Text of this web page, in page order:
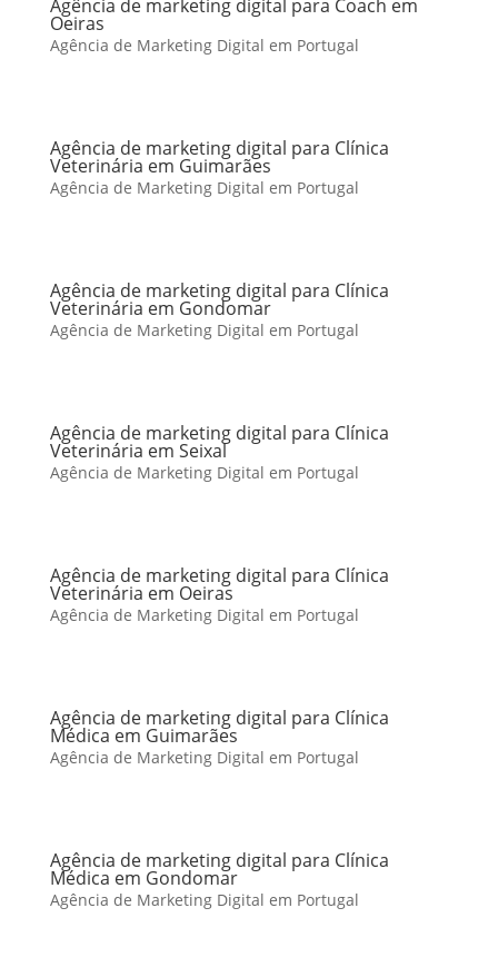
Agência de marketing digital para Coach em
Oeiras
Agência de Marketing Digital em Portugal
Agência de marketing digital para Clínica
Veterinária em Guimarães
Agência de Marketing Digital em Portugal
Agência de marketing digital para Clínica
Veterinária em Gondomar
Agência de Marketing Digital em Portugal
Agência de marketing digital para Clínica
Veterinária em Seixal
Agência de Marketing Digital em Portugal
Agência de marketing digital para Clínica
Veterinária em Oeiras
Agência de Marketing Digital em Portugal
Agência de marketing digital para Clínica
Médica em Guimarães
Agência de Marketing Digital em Portugal
Agência de marketing digital para Clínica
Médica em Gondomar
Agência de Marketing Digital em Portugal